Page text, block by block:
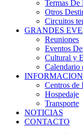
Termas
Otros
Circuitos
GRANDES
Reuniones
Eventos
Cultural y
Calendario
Centros de
Hospedaje
Transporte
NOTICIAS
CONTACTO